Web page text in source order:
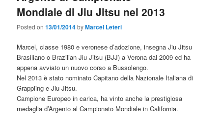
Mondiale di Jiu Jitsu nel 2013
Posted on13/01/2014byMarcel Leteri
Marcel, classe 1980 e veronese d’adozione, insegna Jiu Jitsu
Brasiliano o Brazilian Jiu Jitsu (BJJ) a Verona dal 2009 ed ha
appena avviato un nuovo corso a Bussolengo.
Nel 2013 è stato nominato Capitano della Nazionale Italiana di
Grappling e Jiu Jitsu.
Campione Europeo in carica, ha vinto anche la prestigiosa
medaglia d’Argento al Campionato Mondiale in California.